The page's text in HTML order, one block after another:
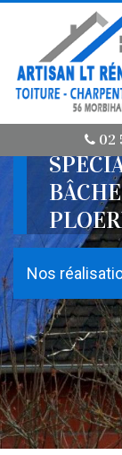
02
Nos